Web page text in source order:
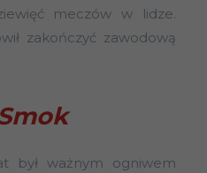
meczów w lidze.
zakończyć zawodową
był ważnym ogniwem